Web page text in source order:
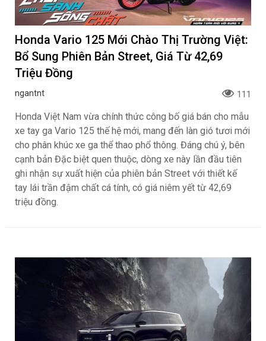
Honda Vario 125 Mới Chào Thị Trường Việt:
Bổ Sung Phiên Bản Street, Giá Từ 42,69
Triệu Đồng
ngantnt 111
Honda Việt Nam vừa chính thức công bố giá bán cho mẫu
xe tay ga Vario 125 thế hệ mới, mang đến làn gió tươi mới
cho phân khúc xe ga thể thao phổ thông. Đáng chú ý, bên
cạnh bản Đặc biệt quen thuộc, dòng xe này lần đầu tiên
ghi nhận sự xuất hiện của phiên bản Street với thiết kế
tay lái trần đậm chất cá tính, có giá niêm yết từ 42,69
triệu đồng.